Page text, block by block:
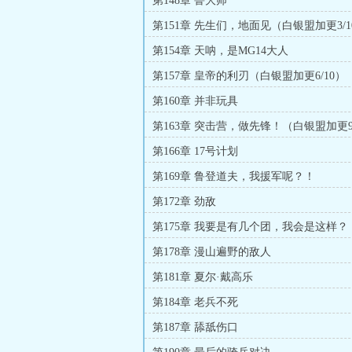
第151章 先生们，地面见（白银盟加更3/
第154章 天呐，是MG14大人
第157章 皇帝的利刃（白银盟加更6/10）
第160章 并非玩具
第163章 突击营，做先锋！（白银盟加更
第166章 17号计划
第169章 鲁登道夫，我援军呢？！
第172章 劲敌
第175章 我要是有几个团，我会是这样？
第178章 漫山遍野的敌人
第181章 夏尔·戴高乐
第184章 老兵不死
第187章 舔舐伤口